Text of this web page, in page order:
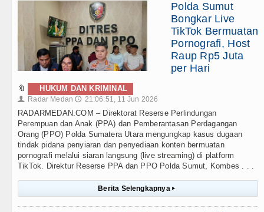
Polda Sumut
Bongkar Live
TikTok Bermuatan
Pornografi, Host
Raup Rp5 Juta
per Hari
🔖 HUKUM DAN KRIMINAL
👤 Radar Medan 🕔 21:06:51, 11 Jun 2026
RADARMEDAN.COM – Direktorat Reserse Perlindungan
Perempuan dan Anak (PPA) dan Pemberantasan Perdagangan
Orang (PPO) Polda Sumatera Utara mengungkap kasus dugaan
tindak pidana penyiaran dan penyediaan konten bermuatan
pornografi melalui siaran langsung (live streaming) di platform
TikTok. Direktur Reserse PPA dan PPO Polda Sumut, Kombes . . .
Berita Selengkapnya ▸